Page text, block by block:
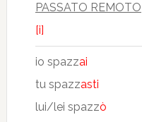
PASSATO REMOTO
[i]
io spazzai
tu spazzasti
lui/lei spazzò